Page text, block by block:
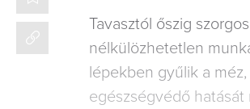
Tavasztól őszig
nélkülözhetetlen
lépekben gyűlik a
egészségvédő hatását